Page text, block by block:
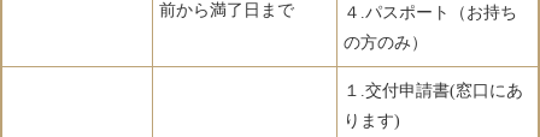
前から満了日まで
４.パスポート（お持ち
の方のみ）
１.交付申請書(窓口にあ
ります)